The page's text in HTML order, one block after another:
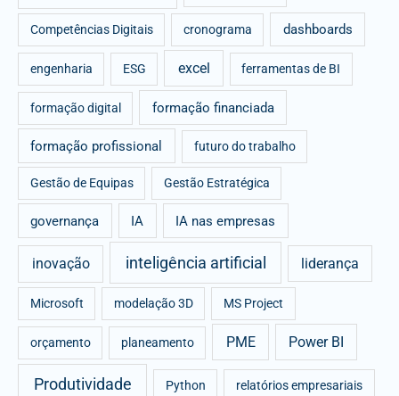
Competências Digitais cronograma dashboards
engenharia ESG excel ferramentas de BI
formação digital formação financiada
formação profissional futuro do trabalho
Gestão de Equipas Gestão Estratégica
governança IA IA nas empresas
inovação inteligência artificial liderança
Microsoft modelação 3D MS Project
orçamento planeamento PME Power BI
Produtividade Python relatórios empresariais